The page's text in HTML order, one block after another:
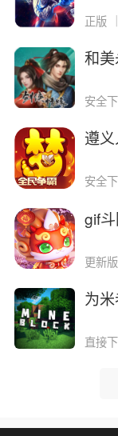
正版 ｜
和
安全
遵
安全
gif
更新
为
直接